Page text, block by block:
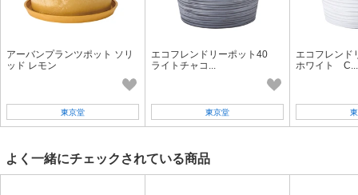
アーバンプランツポット ソリ
ッド レモン
東京堂
エコフレンドリーポット40
ライトチャコ...
東京堂
エコフレン
ホワイト C...
よく一緒にチェックされている商品